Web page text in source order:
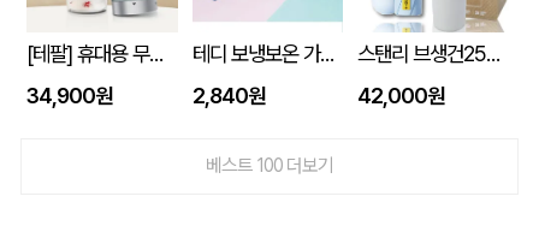
[테팔] 휴대용 무선 믹서기 라이트믹스 (노랑/민트) 색상선택
34,900원
테디 보냉보온 가방 10L (270x170x350mm)
2,840원
스탠리 브생건250호(스탠리 아이스플로우 플립591ml+5단 6K UV암막양우산 파우치포함)
42,000원
베스트 100 더보기